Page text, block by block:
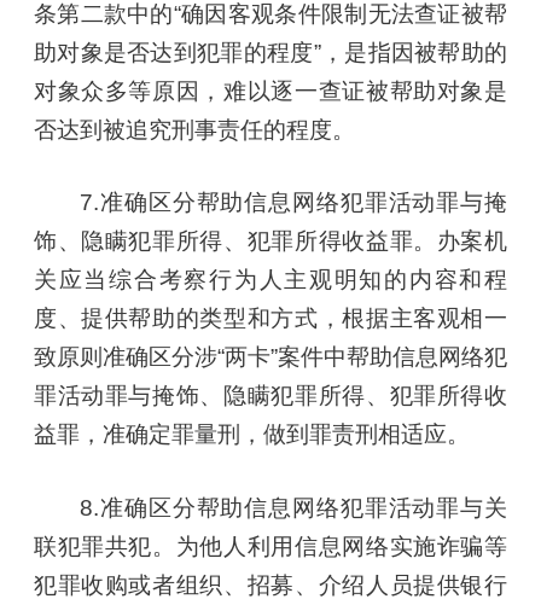
条第二款中的“确因客观条件限制无法查证被帮
助对象是否达到犯罪的程度”，是指因被帮助的
对象众多等原因，难以逐一查证被帮助对象是
否达到被追究刑事责任的程度。
7.准确区分帮助信息网络犯罪活动罪与掩
饰、隐瞒犯罪所得、犯罪所得收益罪。办案机
关应当综合考察行为人主观明知的内容和程
度、提供帮助的类型和方式，根据主客观相一
致原则准确区分涉“两卡”案件中帮助信息网络犯
罪活动罪与掩饰、隐瞒犯罪所得、犯罪所得收
益罪，准确定罪量刑，做到罪责刑相适应。
8.准确区分帮助信息网络犯罪活动罪与关
联犯罪共犯。为他人利用信息网络实施诈骗等
犯罪收购或者组织、招募、介绍人员提供银行